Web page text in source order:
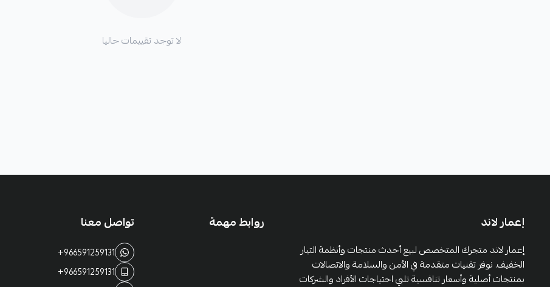
لا توجد تقييمات حاليا
إعمار لاند
إعمار لاند متجرك المتخصص لبيع أحدث منتجات وأنظمة التيار
الخفيف. نوفر تقنيات متقدمة في الأمن والسلامة والاتصالات
بمنتجات أصلية وأسعار تنافسية تلبي احتياجات الأفراد والشركات
روابط مهمة تواصل معنا
+966591259131
+966591259131